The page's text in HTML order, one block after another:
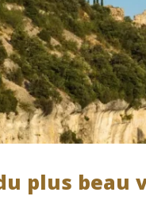
plus beau
il y a 27 jours